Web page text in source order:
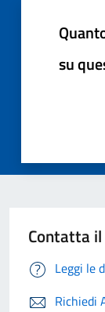
su
Contatta
Leggi le
Richiedi